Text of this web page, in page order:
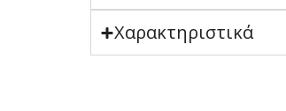
Χαρακτηριστικά